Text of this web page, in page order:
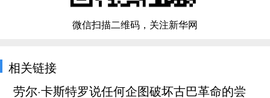
微信扫描二维码，关注新华网
相关链接
劳尔·卡斯特罗说任何企图破坏古巴革命的尝